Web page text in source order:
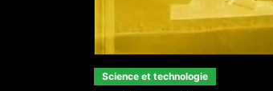
Science et technologie